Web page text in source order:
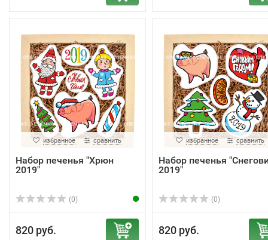
избранное сравнить
Набор печенья "Хрюн
2019"
(0)
820 руб.
избранное сравнить
Набор печенья
2019"
(0)
820 руб.